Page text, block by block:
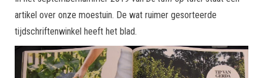
artikel over onze moestuin. De wat ruimer gesorteerde
tijdschriftenwinkel heeft het blad.